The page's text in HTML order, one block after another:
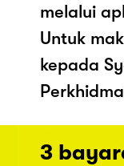
melalui
Untuk
kepada
3